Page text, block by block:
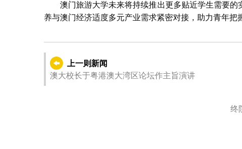
澳门旅游大学未来将持续推出更多贴近学生需要
养与澳门经济适度多元产业需求紧密对接，助力青年把
上一则新闻
澳大校长于粤港澳大湾区论坛作主旨演讲
终